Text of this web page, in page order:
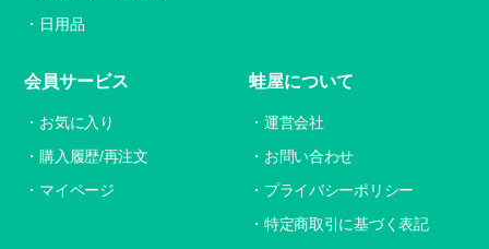
日用品
会員サービス
お気に入り
購入履歴/再注文
マイページ
蛙屋について
運営会社
お問い合わせ
プライバシーポリシー
特定商取引に基づく表記